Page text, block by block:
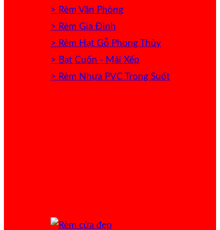
> Rèm Văn Phòng
> Rèm Gia Đình
> Rèm Hạt Gỗ Phong Thủy
> Bạt Cuốn - Mái Xếp
> Rèm Nhựa PVC Trong Suốt